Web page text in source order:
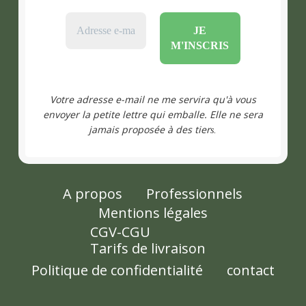
Votre adresse e-mail ne me servira qu'à vous
envoyer la petite lettre qui emballe. Elle ne sera
jamais proposée à des tiers.
A propos
Professionnels
Mentions légales
CGV-CGU
Tarifs de livraison
Politique de confidentialité
contact